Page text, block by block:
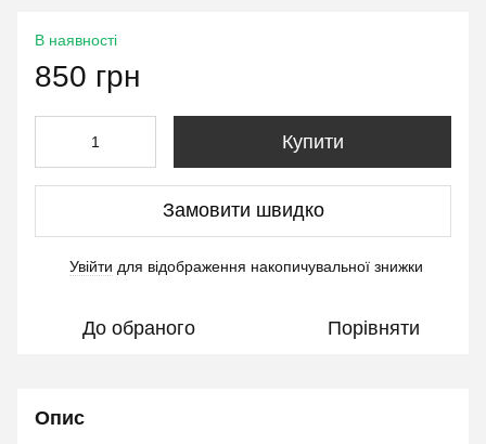
В наявності
850 грн
Купити
Замовити швидко
Увійти для відображення накопичувальної знижки
До обраного Порівняти
Опис